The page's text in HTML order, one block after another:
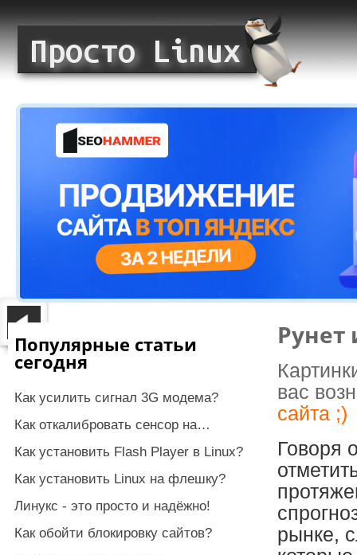
Рунет
вас
сайта ;)
Говоря
рынке,
Популярные статьи
сегодня
Как усилить сигнал 3G модема?
Как откалибровать сенсор на…
Как установить Flash Player в Linux?
Как установить Linux на флешку?
Линукс - это просто и надёжно!
Как обойти блокировку сайтов?